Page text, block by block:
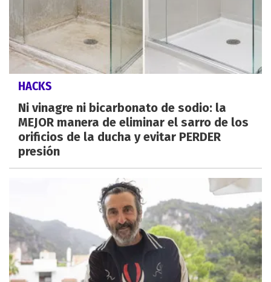
HACKS
Ni vinagre ni bicarbonato de sodio: la
MEJOR manera de eliminar el sarro de los
orificios de la ducha y evitar PERDER
presión